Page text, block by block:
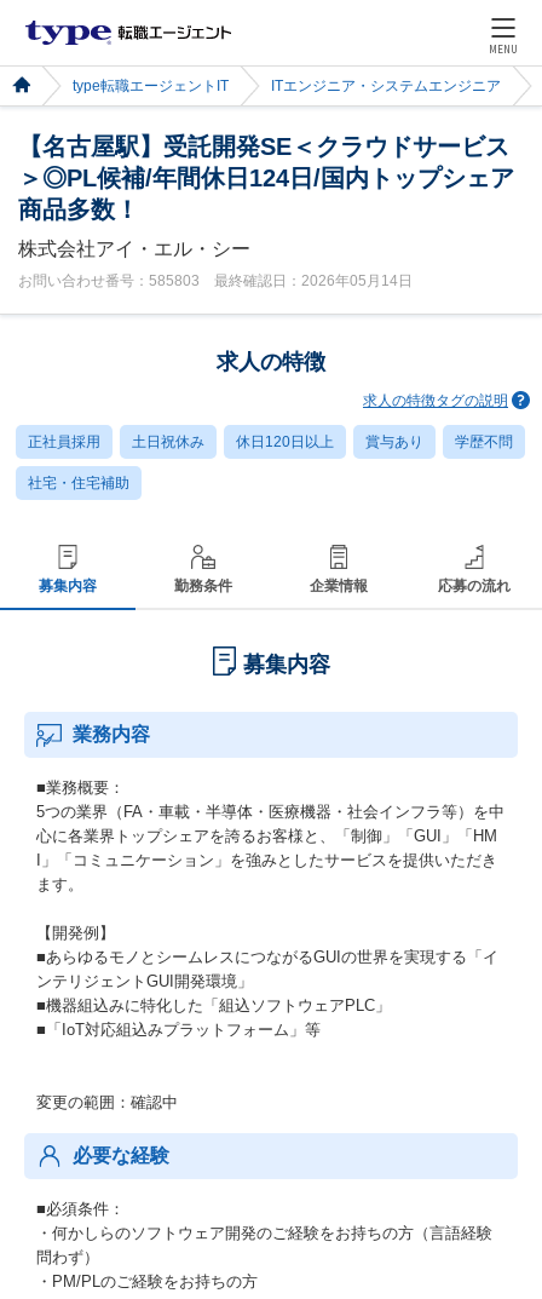
MENU
type転職エージェントIT ITエンジニア・システムエンジニア
【名古屋駅】受託開発SE＜クラウドサービス
＞◎PL候補/年間休日124日/国内トップシェア
商品多数！
株式会社アイ・エル・シー
お問い合わせ番号：585803 最終確認日：2026年05月14日
求人の特徴
求人の特徴タグの説明
正社員採用 土日祝休み 休日120日以上 賞与あり 学歴不問
社宅・住宅補助
募集内容 勤務条件 企業情報 応募の流れ
募集内容
業務内容
■業務概要：
5つの業界（FA・車載・半導体・医療機器・社会インフラ等）を中
心に各業界トップシェアを誇るお客様と、「制御」「GUI」「HM
I」「コミュニケーション」を強みとしたサービスを提供いただき
ます。
【開発例】
■あらゆるモノとシームレスにつながるGUIの世界を実現する「イ
ンテリジェントGUI開発環境」
■機器組込みに特化した「組込ソフトウェアPLC」
■「IoT対応組込みプラットフォーム」等
変更の範囲：確認中
必要な経験
■必須条件：
・何かしらのソフトウェア開発のご経験をお持ちの方（言語経験
問わず）
・PM/PLのご経験をお持ちの方